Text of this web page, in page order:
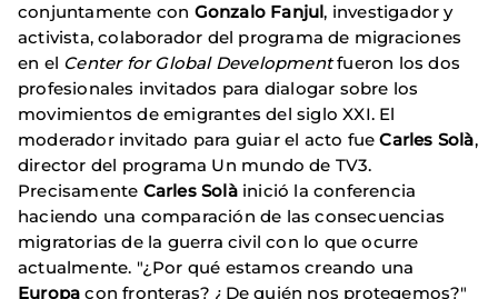
conjuntamente con Gonzalo Fanjul, investigador y
activista, colaborador del programa de migraciones
en el Center for Global Developmentfueron los dos
profesionales invitados para dialogar sobre los
movimientos de emigrantes del siglo XXI. El
moderador invitado para guiar el acto fueCarles Solà,
director del programa Un mundo de TV3.
Precisamente Carles Solàinició la conferencia
haciendo una comparación de las consecuencias
migratorias de la guerra civil con lo que ocurre
actualmente. "¿Por qué estamos creando una
Europa con fronteras? ¿De quién nos protegemos?"